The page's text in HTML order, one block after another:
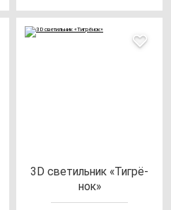
3D све­тиль­ник «Тиг­рё­
нок»